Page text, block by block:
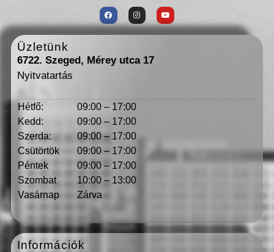
Üzletünk
6722. Szeged, Mérey utca 17
Nyitvatartás
Hétfő:
09:00 – 17:00
Kedd:
09:00 – 17:00
Szerda:
09:00 – 17:00
Csütörtök
09:00 – 17:00
Péntek
09:00 – 17:00
Szombat
10:00 – 13:00
Vasárnap
Zárva
Információk